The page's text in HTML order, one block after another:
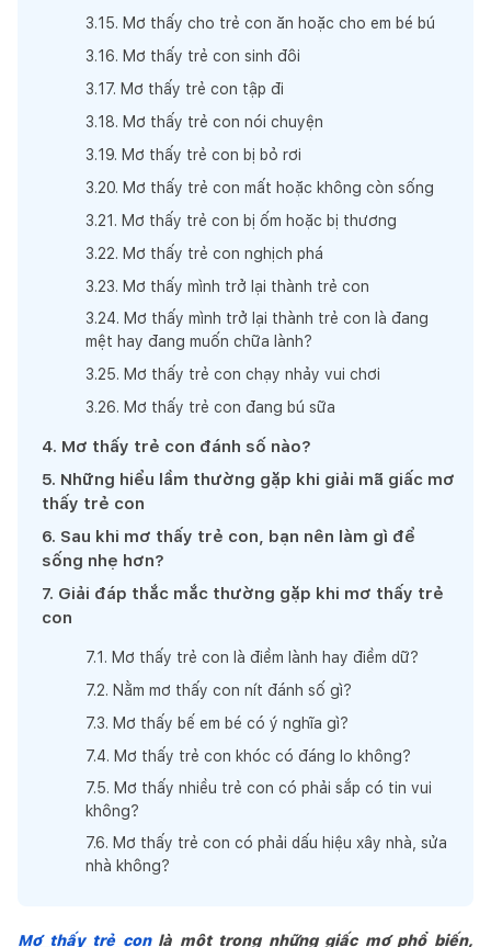
3.15. Mơ thấy cho trẻ con ăn hoặc cho em bé bú
3.16. Mơ thấy trẻ con sinh đôi
3.17. Mơ thấy trẻ con tập đi
3.18. Mơ thấy trẻ con nói chuyện
3.19. Mơ thấy trẻ con bị bỏ rơi
3.20. Mơ thấy trẻ con mất hoặc không còn sống
3.21 . Mơ thấy trẻ con bị ốm hoặc bị thương
3.22. Mơ thấy trẻ con nghịch phá
3.23. Mơ thấy mình trở lại thành trẻ con
3.24. Mơ thấy mình trở lại thành trẻ con là đang
mệt hay đang muốn chữa lành?
3.25. Mơ thấy trẻ con chạy nhảy vui chơi
3.26. Mơ thấy trẻ con đang bú sữa
4. Mơ thấy trẻ con đánh số nào?
5. Những hiểu lầm thường gặp khi giải mã giấc mơ
thấy trẻ con
6. Sau khi mơ thấy trẻ con, bạn nên làm gì để
sống nhẹ hơn?
7. Giải đáp thắc mắc thường gặp khi mơ thấy trẻ
con
7.1 . Mơ thấy trẻ con là điềm lành hay điềm dữ?
7.2. Nằm mơ thấy con nít đánh số gì?
7.3. Mơ thấy bế em bé có ý nghĩa gì?
7.4. Mơ thấy trẻ con khóc có đáng lo không?
7.5. Mơ thấy nhiều trẻ con có phải sắp có tin vui
không?
7.6. Mơ thấy trẻ con có phải dấu hiệu xây nhà, sửa
nhà không?
Mơ thấy trẻ conlà một trong những giấc mơ phổ biến,